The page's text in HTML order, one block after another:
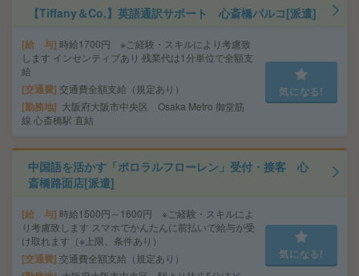
【Tiffany＆Co.】英語通訳サポート 心斎橋パルコ[派遣]
給 与 時給1700円 ※ご経験・スキルにより考慮致
します インセンティブあり 残業代は1分単位で全額支
給
交通費 交通費全額支給（規定あり）
勤務地
大阪府大阪市中央区 Osaka Metro 御堂筋
線 心斎橋駅 直結
気になる!
中国語を活かす「ポロラルフローレン」受付・接客 心
斎橋路面店[派遣]
給 与 時給1500円～1600円 ※ご経験・スキルによ
り考慮致します スマホでかんたんに前払いで給与が受
け取れます（※上限、条件あり）
交通費 交通費全額支給（規定あり） 気になる!